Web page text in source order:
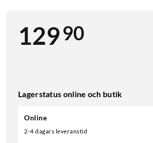
12990
Lagerstatus online och butik
Online
2-4 dagars leveranstid